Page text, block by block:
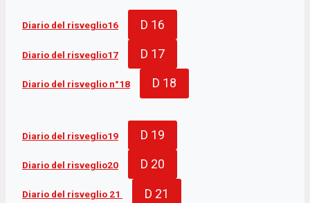
Diario del risveglio16 D 16
Diario del risveglio17 D 17
Diario del risveglio n°18 D 18
Diario del risveglio19 D 19
Diario del risveglio20 D 20
Diario del risveglio 21 D 21